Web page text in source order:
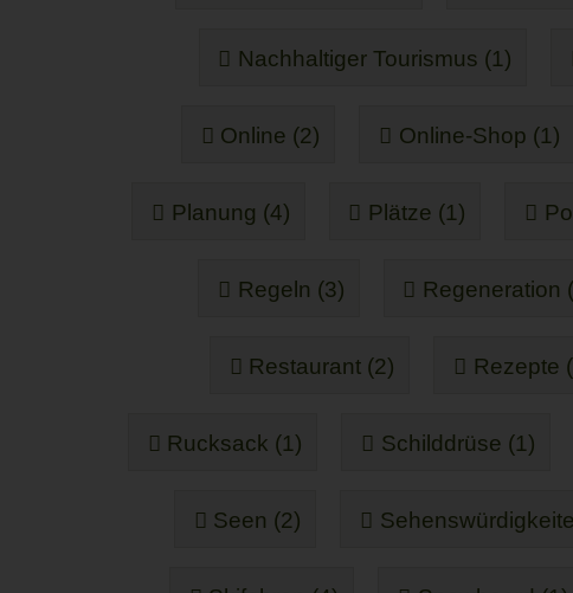
Nachhaltiger Tourismus (1)
Online (2) Online-Shop (1)
Planung (4) Plätze (1)
Regeln (3) Regeneration
Restaurant (2) Rezepte
Rucksack (1) Schilddrüse (1)
Seen (2)